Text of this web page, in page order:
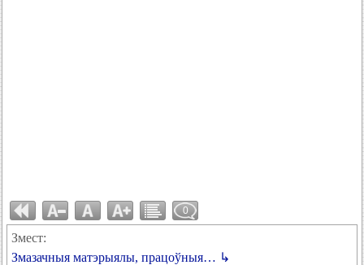
0
Змест:
Змазачныя матэрыялы, працоўныя… ↳